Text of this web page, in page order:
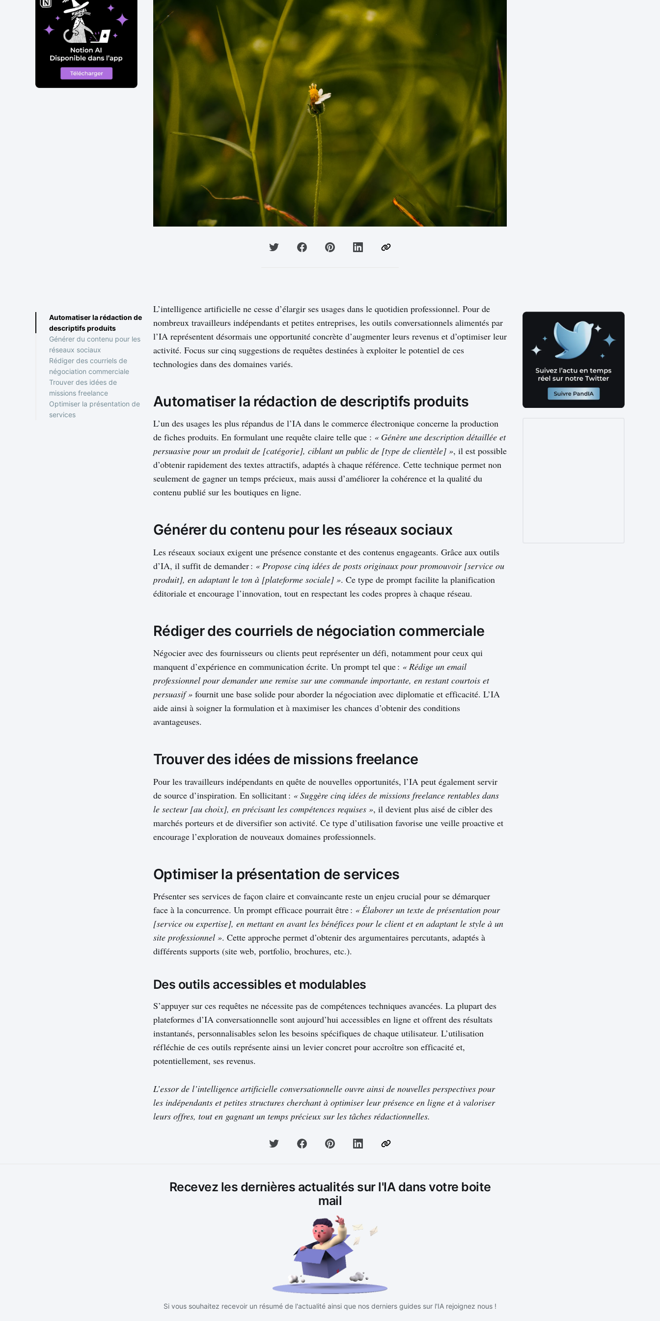
Automatiser la rédaction de
descriptifs produits
Générer du contenu pour les
réseaux sociaux
Rédiger des courriels de
négociation commerciale
Trouver des idées de
missions freelance
Optimiser la présentation de
services
L’intelligence artificielle ne cesse d’élargir ses usages dans le quotidien professionnel. Pour de
nombreux travailleurs indépendants et petites entreprises, les outils conversationnels alimentés par
l’IA représentent désormais une opportunité concrète d’augmenter leurs revenus et d’optimiser leur
activité. Focus sur cinq suggestions de requêtes destinées à exploiter le potentiel de ces
technologies dans des domaines variés.
Automatiser la rédaction de descriptifs produits
L’un des usages les plus répandus de l’IA dans le commerce électronique concerne la production
de fiches produits. En formulant une requête claire telle que : « Génère une description détaillée et
persuasive pour un produit de [catégorie], ciblant un public de [type de clientèle] », il est possible
d’obtenir rapidement des textes attractifs, adaptés à chaque référence. Cette technique permet non
seulement de gagner un temps précieux, mais aussi d’améliorer la cohérence et la qualité du
contenu publié sur les boutiques en ligne.
Générer du contenu pour les réseaux sociaux
Les réseaux sociaux exigent une présence constante et des contenus engageants. Grâce aux outils
d’IA, il suffit de demander : « Propose cinq idées de posts originaux pour promouvoir [service ou
produit], en adaptant le ton à [plateforme sociale] ». Ce type de prompt facilite la planification
éditoriale et encourage l’innovation, tout en respectant les codes propres à chaque réseau.
Rédiger des courriels de négociation commerciale
Négocier avec des fournisseurs ou clients peut représenter un défi, notamment pour ceux qui
manquent d’expérience en communication écrite. Un prompt tel que : « Rédige un email
professionnel pour demander une remise sur une commande importante, en restant courtois et
persuasif » fournit une base solide pour aborder la négociation avec diplomatie et efficacité. L’IA
aide ainsi à soigner la formulation et à maximiser les chances d’obtenir des conditions
avantageuses.
Trouver des idées de missions freelance
Pour les travailleurs indépendants en quête de nouvelles opportunités, l’IA peut également servir
de source d’inspiration. En sollicitant : « Suggère cinq idées de missions freelance rentables dans
le secteur [au choix], en précisant les compétences requises », il devient plus aisé de cibler des
marchés porteurs et de diversifier son activité. Ce type d’utilisation favorise une veille proactive et
encourage l’exploration de nouveaux domaines professionnels.
Optimiser la présentation de services
Présenter ses services de façon claire et convaincante reste un enjeu crucial pour se démarquer
face à la concurrence. Un prompt efficace pourrait être : « Élaborer un texte de présentation pour
[service ou expertise], en mettant en avant les bénéfices pour le client et en adaptant le style à un
site professionnel ». Cette approche permet d’obtenir des argumentaires percutants, adaptés à
différents supports (site web, portfolio, brochures, etc.).
Des outils accessibles et modulables
S’appuyer sur ces requêtes ne nécessite pas de compétences techniques avancées. La plupart des
plateformes d’IA conversationnelle sont aujourd’hui accessibles en ligne et offrent des résultats
instantanés, personnalisables selon les besoins spécifiques de chaque utilisateur. L’utilisation
réfléchie de ces outils représente ainsi un levier concret pour accroître son efficacité et,
potentiellement, ses revenus.
L’essor de l’intelligence artificielle conversationnelle ouvre ainsi de nouvelles perspectives pour
les indépendants et petites structures cherchant à optimiser leur présence en ligne et à valoriser
leurs offres, tout en gagnant un temps précieux sur les tâches rédactionnelles.
Recevez les dernières actualités sur l'IA dans votre boite
mail
Si vous souhaitez recevoir un résumé de l'actualité ainsi que nos derniers guides sur l'IA rejoignez nous !